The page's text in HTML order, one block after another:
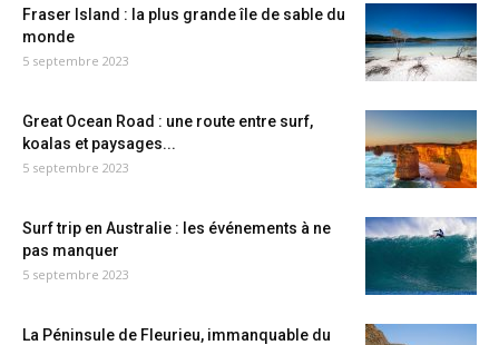
Fraser Island : la plus grande île de sable du
monde
5 septembre 2023
Great Ocean Road : une route entre surf,
koalas et paysages...
5 septembre 2023
Surf trip en Australie : les événements à ne
pas manquer
5 septembre 2023
La Péninsule de Fleurieu, immanquable du